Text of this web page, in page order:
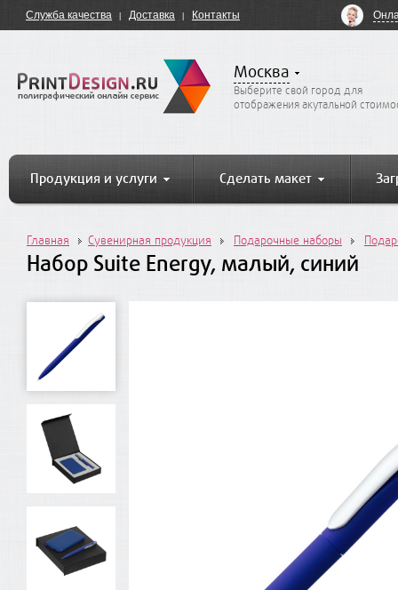
Служба качества Доставка Контакты
Москва
Выберите свой город для
отображения акутальной
Продукция и услуги Сделать макет
Главная Сувенирная продукция Подарочные наборы
Набор Suite Energy, малый, синий